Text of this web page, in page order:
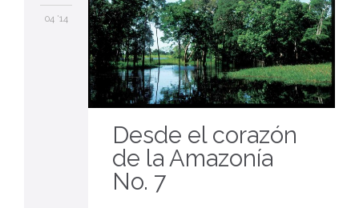
04 '14
Desde el corazón
de la Amazonía
No. 7